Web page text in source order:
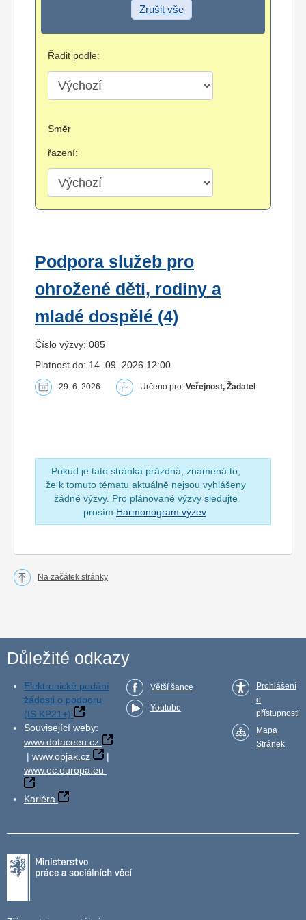
Zrušit vše
Řadit podle:
Směr
řazení:
Podpora služeb pro
ohrožené děti, rodiny a
mladé dospělé (4)
Číslo výzvy: 085
Platnost do: 14. 09. 2026 12:00
29. 6. 2026 Určeno pro: Veřejnost, Žadatel
Pokud je tato stránka prázdná, znamená to,
že k tomuto tématu aktuálně nejsou vyhlášeny
žádné výzvy. Pro plánované výzvy sledujte
prosím Harmonogram výzev.
Na začátek stránky
Důležité odkazy
Elektronické podání
žádosti o podporu
(IS KP21+)
Související weby:
www.dotaceeu.cz
| www.opjak.cz
|
www.ec.europa.eu
Kariéra
Větší šance
Youtube
Prohlášení
o
přístupnosti
Mapa
Stránek